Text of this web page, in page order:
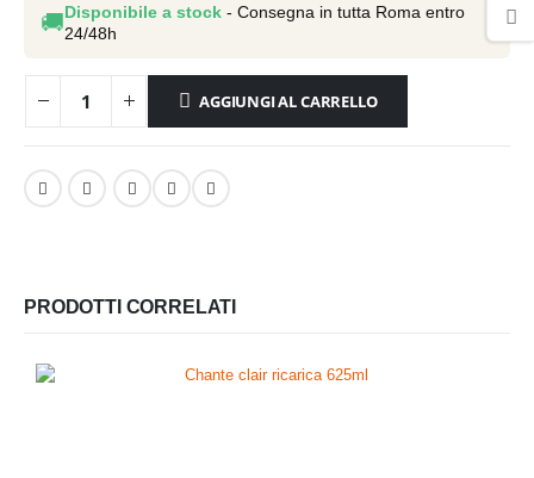
🚚Disponibile a stock - Consegna in tutta Roma entro
24/48h
AGGIUNGI AL CARRELLO
PRODOTTI CORRELATI